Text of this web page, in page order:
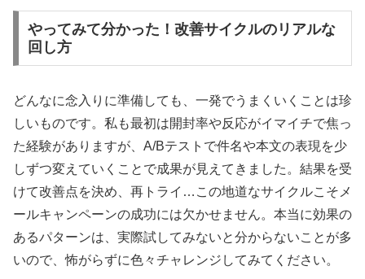
やってみて分かった！改善サイクルのリアルな
回し方
どんなに念入りに準備しても、一発でうまくいくことは珍
しいものです。私も最初は開封率や反応がイマイチで焦っ
た経験がありますが、A/Bテストで件名や本文の表現を少
しずつ変えていくことで成果が見えてきました。結果を受
けて改善点を決め、再トライ…この地道なサイクルこそメ
ールキャンペーンの成功には欠かせません。本当に効果の
あるパターンは、実際試してみないと分からないことが多
いので、怖がらずに色々チャレンジしてみてください。